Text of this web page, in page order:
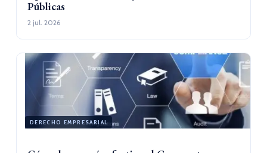
Públicas
2 jul. 2026
DERECHO EMPRESARIAL